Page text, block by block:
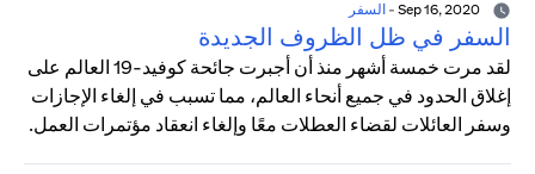
- السفر
السفر في ظل الظروف الجديدة
لقد مرت خمسة أشهر منذ أن أجبرت جائحة كوفيد-19 العالم على
إغلاق الحدود في جميع أنحاء العالم، مما تسبب في إلغاء الإجازات
وسفر العائلات لقضاء العطلات معًا وإلغاء انعقاد مؤتمرات العمل.